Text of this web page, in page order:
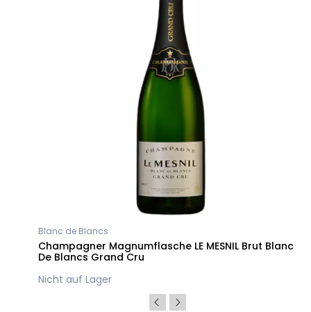
Blanc de Blancs
Champagner Magnumflasche LE MESNIL Brut Blanc
De Blancs Grand Cru
Nicht auf Lager